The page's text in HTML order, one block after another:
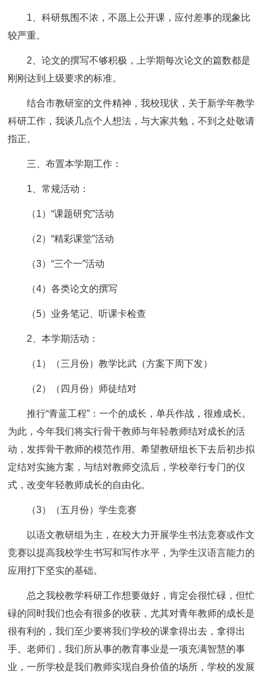
1、科研氛围不浓，不愿上公开课，应付差事的现象比
较严重。
2、论文的撰写不够积极，上学期每次论文的篇数都是
刚刚达到上级要求的标准。
结合市教研室的文件精神，我校现状，关于新学年教学
科研工作，我谈几点个人想法，与大家共勉，不到之处敬请
指正。
三、布置本学期工作：
1、常规活动：
（1）“课题研究”活动
（2）“精彩课堂”活动
（3）“三个一”活动
（4）各类论文的撰写
（5）业务笔记、听课卡检查
2、本学期活动：
（1）（三月份）教学比武（方案下周下发）
（2）（四月份）师徒结对
推行“青蓝工程”：一个的成长，单兵作战，很难成长。
为此，今年我们将实行骨干教师与年轻教师结对成长的活
动，发挥骨干教师的模范作用。希望教研组长下去后初步拟
定结对实施方案，与结对教师交流后，学校举行专门的仪
式，改变年轻教师成长的自由化。
（3）（五月份）学生竞赛
以语文教研组为主，在校大力开展学生书法竞赛或作文
竞赛以提高我校学生书写和写作水平，为学生汉语言能力的
应用打下坚实的基础。
总之我校教学科研工作想要做好，肯定会很忙碌，但忙
碌的同时我们也会有很多的收获，尤其对青年教师的成长是
很有利的，我们至少要将我们学校的课拿得出去，拿得出
手。老师们，我们所从事的教育事业是一项充满智慧的事
业，一所学校是我们教师实现自身价值的场所，学校的发展